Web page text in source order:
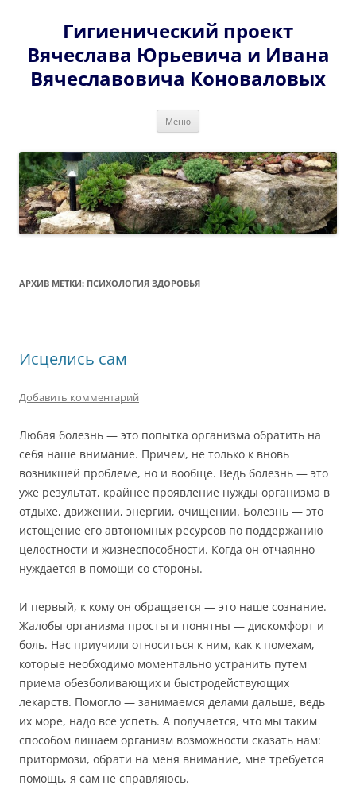
содержимомуГигиенический проект
Вячеслава Юрьевича и Ивана
Вячеславовича Коноваловых
Меню
АРХИВ МЕТКИ: ПСИХОЛОГИЯ ЗДОРОВЬЯ
Исцелись сам
Добавить комментарий
Любая болезнь — это попытка организма обратить на
себя наше внимание. Причем, не только к вновь
возникшей проблеме, но и вообще. Ведь болезнь — это
уже результат, крайнее проявление нужды организма в
отдыхе, движении, энергии, очищении. Болезнь — это
истощение его автономных ресурсов по поддержанию
целостности и жизнеспособности. Когда он отчаянно
нуждается в помощи со стороны.
И первый, к кому он обращается — это наше сознание.
Жалобы организма просты и понятны — дискомфорт и
боль. Нас приучили относиться к ним, как к помехам,
которые необходимо моментально устранить путем
приема обезболивающих и быстродействующих
лекарств. Помогло — занимаемся делами дальше, ведь
их море, надо все успеть. А получается, что мы таким
способом лишаем организм возможности сказать нам:
притормози, обрати на меня внимание, мне требуется
помощь, я сам не справляюсь.